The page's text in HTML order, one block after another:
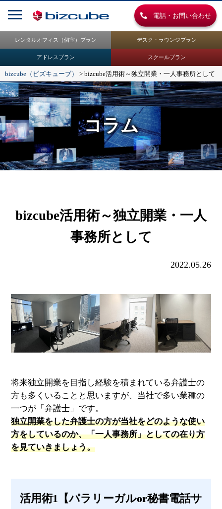
電話・お問い合わせ
レンタルオフィス（個室）プラン デスク・ラウンジプラン
アドレスプラン スクールプラン
bizcube（ビズキューブ） > bizcube活用術～独立開業・一人事務所として
コラム
bizcube活用術～独立開業・一人
事務所として
2022.05.26
将来独立開業を目指し経験を積まれている弁護士の
方も多くいることと思いますが、当社で多い業種の
一つが「弁護士」です。
独立開業をした弁護士の方が当社をどのような使い
方をしているのか、「一人事務所」としての在り方
を見ていきましょう。
活用術1【パラリーガルor秘書電話サ